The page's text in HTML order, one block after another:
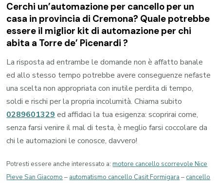
Cerchi un’automazione per cancello per un
casa in provincia di Cremona? Quale potrebbe
essere il miglior kit di automazione per chi
abita a Torre de’ Picenardi ?
La risposta ad entrambe le domande non è affatto banale
ed allo stesso tempo potrebbe avere conseguenze nefaste
una scelta non appropriata con inutile perdita di tempo,
soldi e rischi per la propria incolumità. Chiama subito
0289601329 ed affidaci la tua esigenza: scoprirai come,
senza farsi venire il mal di testa, è meglio farsi coccolare da
chi le automazioni le conosce, davvero!
Potresti essere anche interessato a:motore cancello scorrevole Nice
Pieve San Giacomo – automatismo cancello Casit Formigara –cancello